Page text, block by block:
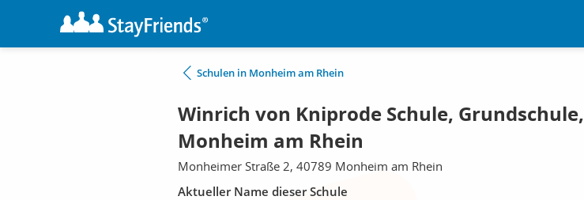
Schulen in Monheim am Rhein
Winrich von Kniprode Schule, Grundschule,
Monheim am Rhein
Monheimer Straße 2, 40789 Monheim am Rhein
Aktueller Name dieser Schule